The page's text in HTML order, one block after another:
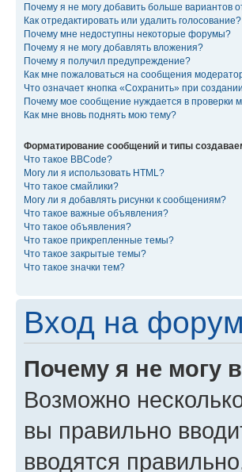
Почему я не могу добавить больше вариантов
Как отредактировать или удалить голосование?
Почему мне недоступны некоторые форумы?
Почему я не могу добавлять вложения?
Почему я получил предупреждение?
Как мне пожаловаться на сообщения
Что означает кнопка «Сохранить» при
Почему мое сообщение нуждается в проверки
Как мне вновь поднять мою тему?
Форматирование сообщений и типы
Что такое BBCode?
Могу ли я использовать HTML?
Что такое смайлики?
Могу ли я добавлять рисунки к сообщениям?
Что такое важные объявления?
Что такое объявления?
Что такое прикрепленные темы?
Что такое закрытые темы?
Что такое значки тем?
Вход на
Почему я не могу
Возможно
вы правильно
вводятся